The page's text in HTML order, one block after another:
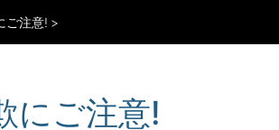
ご注意!
にご注意!